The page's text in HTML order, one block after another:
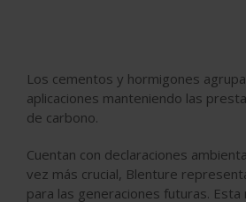
Los cementos y hormigones
aplicaciones manteniendo las
de carbono.
Cuentan con declaraciones
vez más crucial, Blenture
para las generaciones futuras.